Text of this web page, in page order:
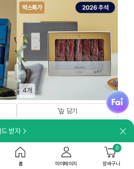
태김
박스특가
4개
담기
[26추석 선물세트특가]제일명인 한우
육포X4개
349,600
23 269,192원
받자
fai
홈 마이페이지 장바구니
0